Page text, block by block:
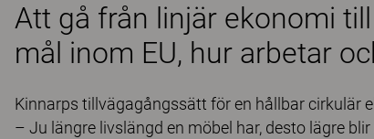
Att gå från linjär ekonomi
mål inom EU, hur arbetar
Kinnarps tillvägagångssätt för en hållbar cirkulär
– Ju längre livslängd en möbel har, desto lägre